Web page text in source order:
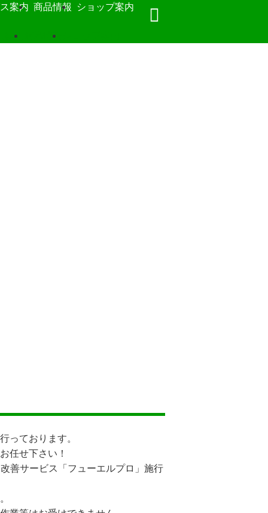
案内 商品情報 ショップ案内
案内 商品情報
っております。
任せ下さい！
善サービス「フューエルプロ」施行